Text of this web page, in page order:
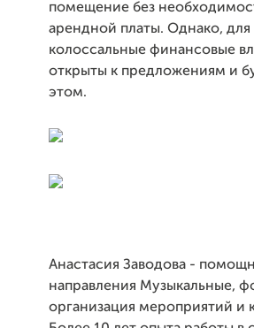
помещение без
арендной платы. Однако,
колоссальные финансовые
открыты к предложениям и
этом.
Анастасия Заводова -
направления Музыкальные,
организация мероприятий и